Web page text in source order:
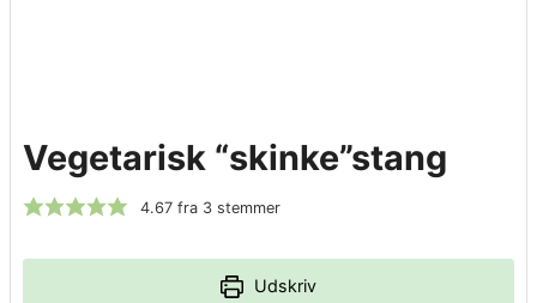
Vegetarisk “skinke”stang
4.67fra 3stemmer
Udskriv